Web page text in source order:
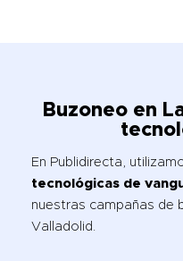
Buzoneo en
En Publidirecta,
tecnológicas de
nuestras campañas de
Valladolid.